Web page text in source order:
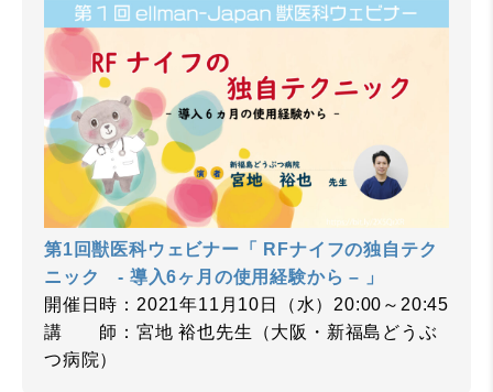
第1回獣医科ウェビナー「 RFナイフの独自テク
ニック - 導入6ヶ月の使用経験から – 」
開催日時：2021年11月10日（水）20:00～20:45
講 師：宮地 裕也先生（大阪・新福島どうぶ
つ病院）